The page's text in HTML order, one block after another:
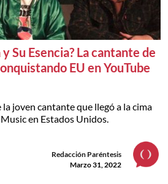
Su Esencia? La cantante de
EU en YouTube
joven cantante que llegó a la cima
en Estados Unidos.
Redacción Paréntesis
Marzo 31, 2022